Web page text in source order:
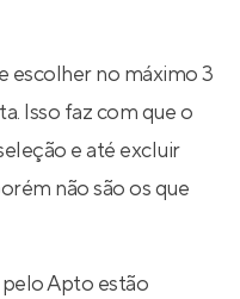
escolher no máximo 3
Isso faz com que o
e até excluir
não são os que
Apto estão